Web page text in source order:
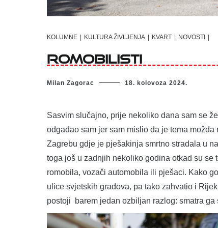
KOLUMNE KULTURA ŽIVLJENJA KVART NOVOSTI
Romobilisti
Milan Zagorac 18. kolovoza 2024.
Sasvim slučajno, prije nekoliko dana sam se
odgađao sam jer sam mislio da je tema
Zagrebu gdje je pješakinja smrtno stradala u
toga još u zadnjih nekoliko godina otkad su
romobila, vozači automobila ili pješaci. Kako
ulice svjetskih gradova, pa tako zahvatio i
postoji barem jedan ozbiljan razlog: smatra